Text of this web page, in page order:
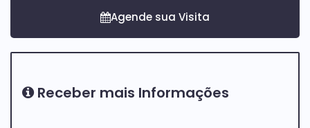
Receber mais Informações